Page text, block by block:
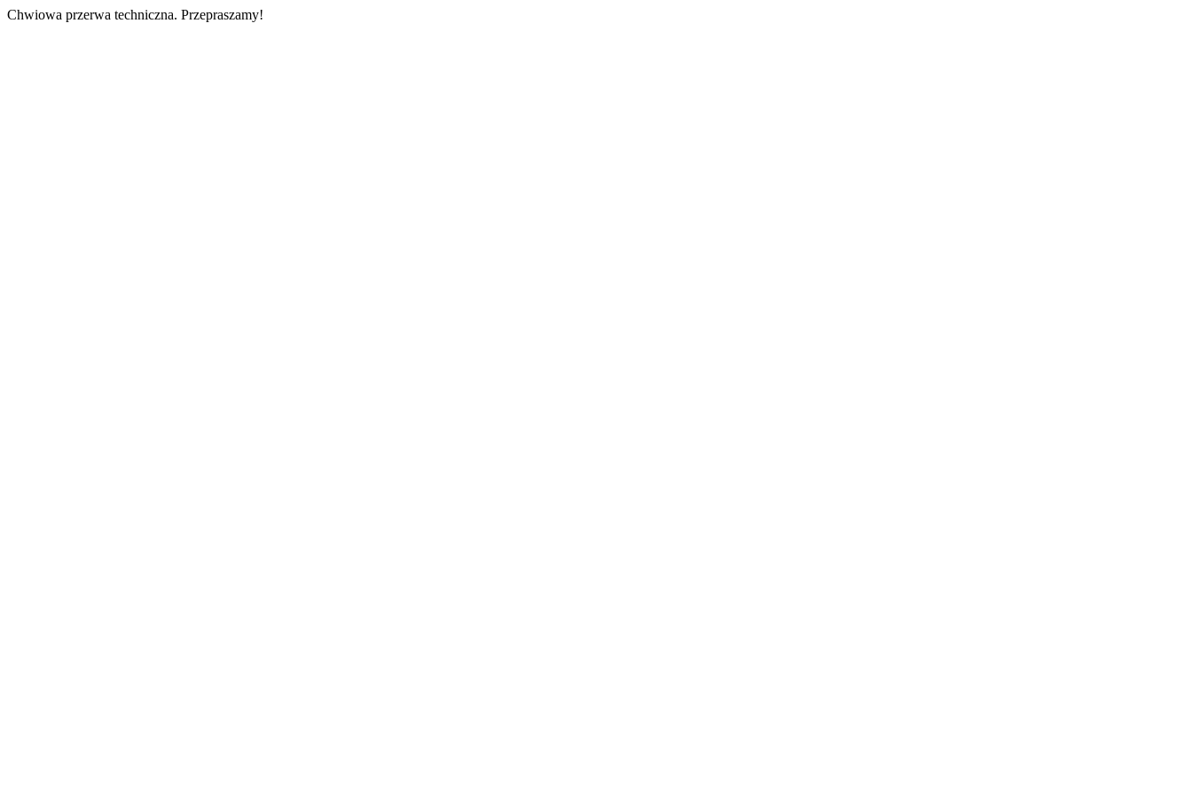
Chwiowa przerwa techniczna. Przepraszamy!